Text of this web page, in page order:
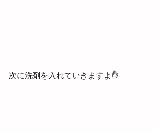
次に洗剤を入れていきますよ✋